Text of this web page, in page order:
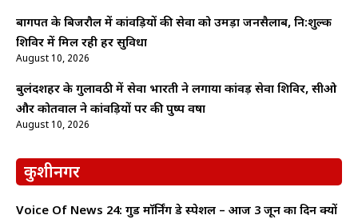
बागपत के बिजरौल में कांवड़ियों की सेवा को उमड़ा जनसैलाब, नि:शुल्क
शिविर में मिल रही हर सुविधा
August 10, 2026
बुलंदशहर के गुलावठी में सेवा भारती ने लगाया कांवड़ सेवा शिविर, सीओ
और कोतवाल ने कांवड़ियों पर की पुष्प वर्षा
August 10, 2026
कुशीनगर
Voice Of News 24: गुड माॅर्निंग डे स्पेशल – आज 3 जून का दिन क्यों